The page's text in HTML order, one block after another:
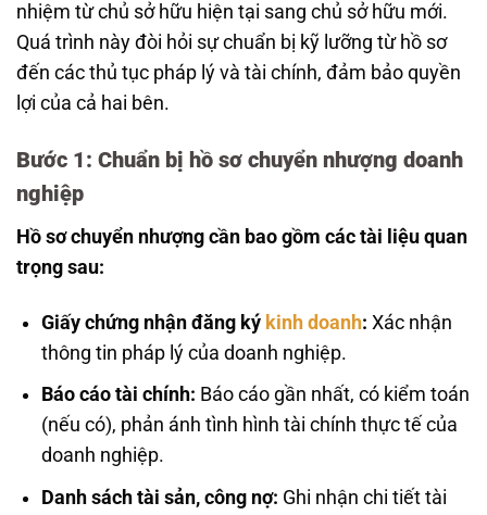
nhiệm từ chủ sở hữu hiện tại sang chủ sở hữu mới.
Quá trình này đòi hỏi sự chuẩn bị kỹ lưỡng từ hồ sơ
đến các thủ tục pháp lý và tài chính, đảm bảo quyền
lợi của cả hai bên.
Bước 1: Chuẩn bị hồ sơ chuyển nhượng doanh
nghiệp
Hồ sơ chuyển nhượng cần bao gồm các tài liệu quan
trọng sau:
Giấy chứng nhận đăng kýkinh doanh: Xác nhận
thông tin pháp lý của doanh nghiệp.
Báo cáo tài chính: Báo cáo gần nhất, có kiểm toán
(nếu có), phản ánh tình hình tài chính thực tế của
doanh nghiệp.
Danh sách tài sản, công nợ: Ghi nhận chi tiết tài